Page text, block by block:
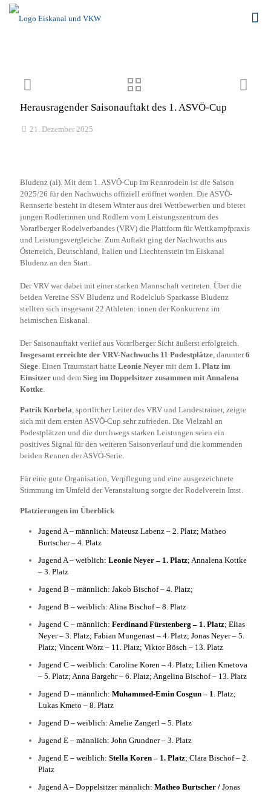
Herausragender Saisonauftakt des 1. ASVÖ-Cup
21. Dezember 2025
Bludenz (al). Mit dem 1. ASVÖ-Cup im Rennrodeln ist die Saison
2025/26 für den Nachwuchs offiziell eröffnet worden. Die ASVÖ-
Rennserie besteht in diesem Winter aus drei Wettbewerben und bietet
jungen Rodlerinnen und Rodlern vom Leistungszentrum des
Vorarlberger Rodelverbandes (VRV) die Plattform für Wettkampfpraxis
und Leistungsvergleiche. Zum Auftakt ging der Nachwuchs aus
Österreich, Deutschland, Italien und Liechtenstein im Eiskanal
Bludenz an den Start.
Der VRV war dabei mit einer starken Mannschaft vertreten. Über die
beiden Vereine SSV Bludenz und Rodelclub Sparkasse Bludenz
stellten sich insgesamt 22 Athleten: innen der Konkurrenz im
heimischen Eiskanal.
Der Saisonauftakt verlief aus Vorarlberger Sicht äußerst erfolgreich.
Insgesamt erreichte der VRV-Nachwuchs 11 Podestplätze, darunter6
Siege. Einen Traumstart hatte Leonie Neyer mit dem 1. Platz im
Einsitzer und dem Sieg im Doppelsitzer zusammen mit Annalena
Kottke.
Patrik Korbela, sportlicher Leiter des VRV und Landestrainer, zeigte
sich mit dem ersten ASVÖ-Cup sehr zufrieden. Die Vielzahl an
Podestplätzen und die durchwegs starken Leistungen seien ein
positives Signal für den weiteren Saisonverlauf und die kommenden
beiden Rennen der ASVÖ-Serie.
Für eine gute Organisation, Verpflegung und eine ausgezeichnete
Stimmung im Umfeld der Veranstaltung sorgte der Rodelverein Imst.
Platzierungen im Überblick
Jugend A – männlich: Mateusz Labenz – 2. Platz; Matheo
Burtscher – 4. Platz
Jugend A – weiblich: Leonie Neyer – 1. Platz; Annalena Kottke
– 3. Platz
Jugend B – männlich: Jakob Bischof – 4. Platz;
Jugend B – weiblich: Alina Bischof – 8. Platz
Jugend C – männlich: Ferdinand Fürstenberg – 1. Platz; Elias
Neyer – 3. Platz; Fabian Mungenast – 4. Platz; Jonas Neyer – 5.
Platz; Vincent Wörz – 11. Platz; Viktor Bösch – 13. Platz
Jugend C – weiblich: Caroline Koren – 4. Platz; Lilien Kmetova
– 5. Platz; Anna Bargehr – 6. Platz; Angelina Bischof – 13. Platz
Jugend D – männlich: Muhammed-Emin Cosgun – 1. Platz;
Lukas Kmeto – 8. Platz
Jugend D – weiblich: Amelie Zangerl – 5. Platz
Jugend E – männlich: John Grundner – 3. Platz
Jugend E – weiblich: Stella Koren – 1. Platz; Clara Bischof – 2.
Platz
Jugend A – Doppelsitzer männlich: Matheo Burtscher / Jonas